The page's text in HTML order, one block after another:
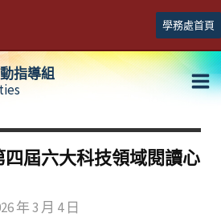
學務處首頁
指導組
四屆六大科技領域閱讀心
年 3 月 4 日